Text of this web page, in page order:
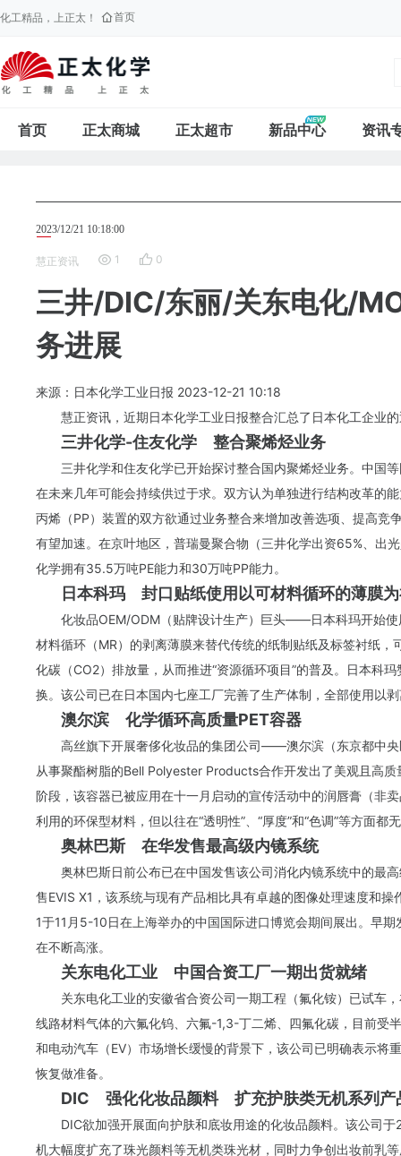
化工精品，上正太！ 首页
首页 正太商城 正太超市 新品中心 资讯
2023/12/21 10:18:00
慧正资讯 1 0
三井/DIC/东丽/关东电化/
务进展
来源：日本化学工业日报 2023-12-21 10:18
慧正资讯，近期日本化学工业日报整合汇总了日本化工企业
三井化学-住友化学 整合聚烯烃业务
三井化学和住友化学已开始探讨整合国内聚烯烃业务。中国
在未来几年可能会持续供过于求。双方认为单独进行结构改革的
丙烯（PP）装置的双方欲通过业务整合来增加改善选项、提高
有望加速。在京叶地区，普瑞曼聚合物（三井化学出资65%、出
化学拥有35.5万吨PE能力和30万吨PP能力。
日本科玛 封口贴纸使用以可材料循环的薄膜
化妆品OEM/ODM（贴牌设计生产）巨头——日本科玛开始
材料循环（MR）的剥离薄膜来替代传统的纸制贴纸及标签衬纸
化碳（CO2）排放量，从而推进“资源循环项目”的普及。日本科
换。该公司已在日本国内七座工厂完善了生产体制，全部使用以
澳尔滨 化学循环高质量PET容器
高丝旗下开展奢侈化妆品的集团公司——澳尔滨（东京都中
从事聚酯树脂的Bell Polyester Products合作开发出了美观且高
阶段，该容器已被应用在十一月启动的宣传活动中的润唇膏（非
利用的环保型材料，但以往在“透明性”、“厚度”和“色调”等方面
奥林巴斯 在华发售最高级内镜系统
奥林巴斯日前公布已在中国发售该公司消化内镜系统中的最
售EVIS X1，该系统与现有产品相比具有卓越的图像处理速度和
1于11月5-10日在上海举办的中国国际进口博览会期间展出。早
在不断高涨。
关东电化工业 中国合资工厂一期出货就绪
关东电化工业的安徽省合资公司一期工程（氟化铵）已试车
线路材料气体的六氟化钨、六氟-1,3-丁二烯、四氟化碳，目前受
和电动汽车（EV）市场增长缓慢的背景下，该公司已明确表示将
恢复做准备。
DIC 强化化妆品颜料 扩充护肤类无机系列产
DIC欲加强开展面向护肤和底妆用途的化妆品颜料。该公司
机大幅度扩充了珠光颜料等无机类珠光材，同时力争创出妆前乳